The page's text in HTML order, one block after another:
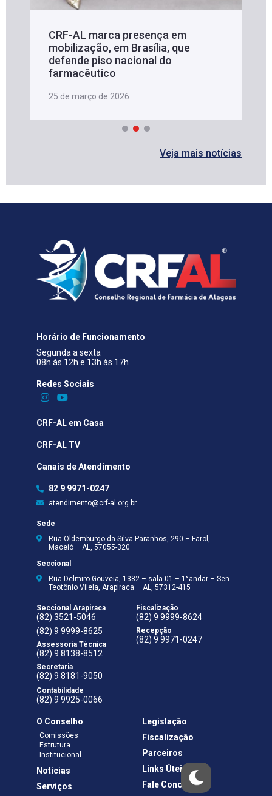
CRF-AL marca presença em
mobilização, em Brasília, que
defende piso nacional do
farmacêutico
25 de março de 2026
Veja mais notícias
Horário de Funcionamento
Segunda a sexta
08h às 12h e 13h às 17h
Redes Sociais​
CRF-AL em Casa
CRF-AL TV
Canais de Atendimento
82 9 9971-0247
atendimento@crf-al.org.br
Sede
Rua Oldemburgo da Silva Paranhos, 290 – Farol,
Maceió – AL, 57055-320
Seccional
Rua Delmiro Gouveia, 1382 – sala 01 – 1°andar – Sen.
Teotônio Vilela, Arapiraca – AL, 57312-415
Seccional Arapiraca
(82) 3521-5046
(82) 9 9999-8625
Assessoria Técnica
(82) 9 8138-8512
Secretaria
(82) 9 8181-9050
Contabilidade
(82) 9 9925-0066
Fiscalização
(82) 9 9999-8624
Recepção
(82) 9 9971-0247
O Conselho
Comissões
Estrutura
Institucional
Notícias
Serviços
Legislação
Fiscalização
Parceiros
Links Úteis
Fale Conosco